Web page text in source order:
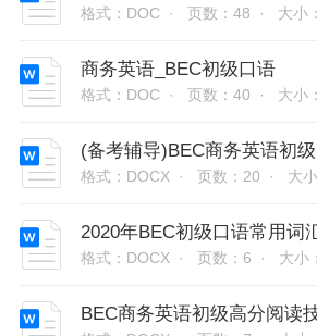
格式：DOC · 页数：48 · 大小
商务英语_BEC初级口语
格式：DOC · 页数：40 · 大小
(备考辅导)BEC商务英语初
格式：DOCX · 页数：20 · 大
2020年BEC初级口语常用词
格式：DOCX · 页数：6 · 大小
BEC商务英语初级高分阅读